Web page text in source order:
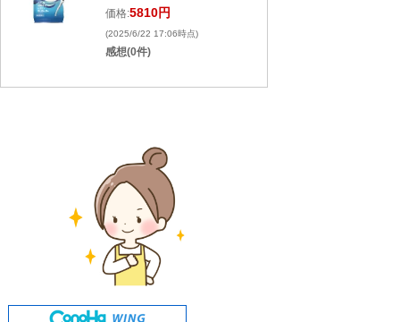
価格:5810円
(2025/6/22 17:06時点)
感想(0件)